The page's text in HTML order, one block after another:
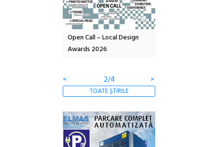
Open Call – Local Design
Awards 2026
<
2/4 >
TOATE ȘTIRILE